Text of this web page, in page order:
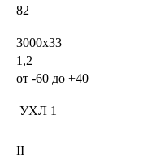
82
3000х33
1,2
от -60 до +40
УХЛ 1
II